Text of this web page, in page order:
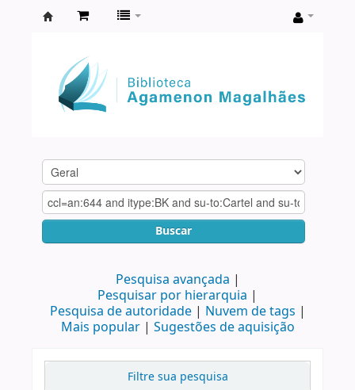
Agamenon
Magalhães
Buscar
Pesquisa avançada
Pesquisar por hierarquia
Pesquisa de autoridade
Nuvem de tags
Mais popular
Sugestões de aquisição
Filtre sua pesquisa